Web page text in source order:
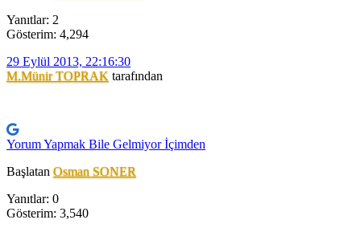
Yanıtlar: 2
Gösterim: 4,294
29 Eylül 2013, 22:16:30
M.Münir TOPRAK tarafından
Yorum Yapmak Bile Gelmiyor İçimden
BaşlatanOsman SONER
Yanıtlar: 0
Gösterim: 3,540